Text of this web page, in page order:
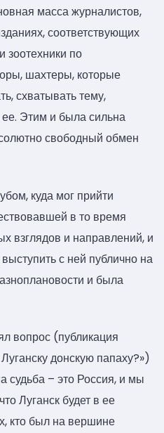
масса журналистов,
соответствующих
по
шахтеры, которые
схватывать тему,
Этим и была сильна
свободный обмен
куда мог прийти
в то время
взглядов и направлений, и
с ней публично на
и была
вопрос (публикация
донскую папаху?»)
судьба – это Россия, и мы
Луганск будет в ее
кто был на вершине